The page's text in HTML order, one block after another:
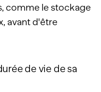
comme le stockage
avant d'être
de vie de sa